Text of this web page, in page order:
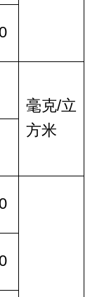
毫克/立
方米